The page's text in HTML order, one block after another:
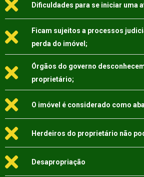
Dificuldades para se iniciar uma
Ficam sujeitos a processos
perda do imóvel;
Órgãos do governo
proprietário;
O imóvel é considerado como
Herdeiros do proprietário não
Desapropriação